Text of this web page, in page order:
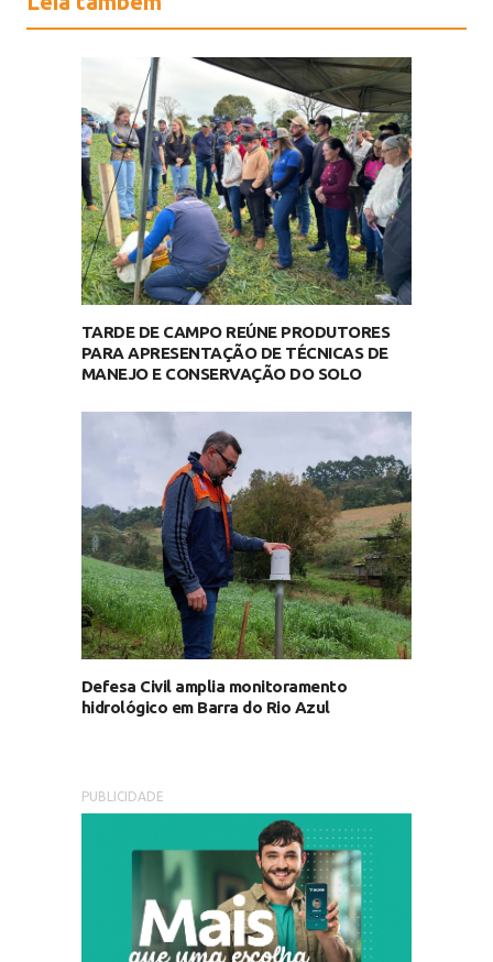
TARDE DE CAMPO REÚNE PRODUTORES
PARA APRESENTAÇÃO DE TÉCNICAS DE
MANEJO E CONSERVAÇÃO DO SOLO
Defesa Civil amplia monitoramento
hidrológico em Barra do Rio Azul
PUBLICIDADE